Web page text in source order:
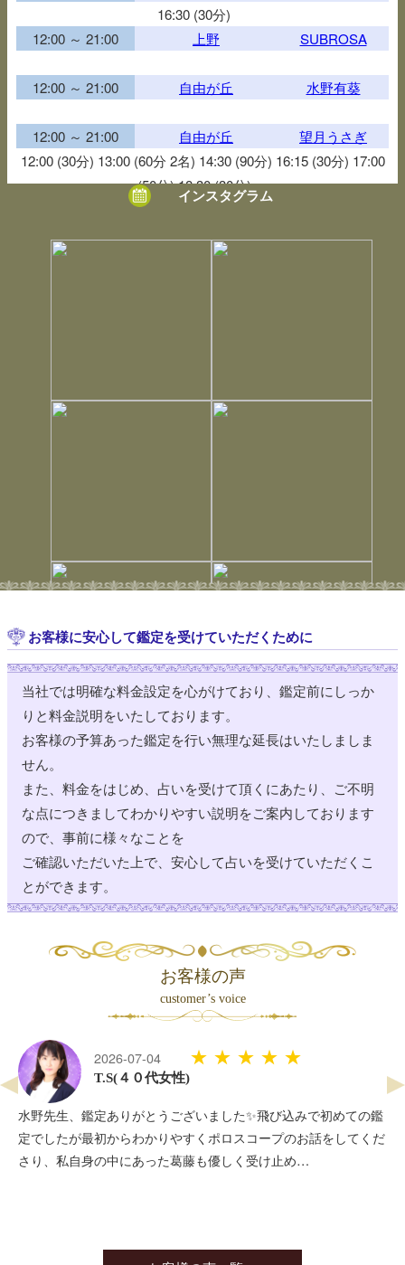
16:30 (30分)
12:00 ～ 21:00
上野 SUBROSA
12:00 ～ 21:00 自由が丘 水野有葵
12:00 ～ 21:00 自由が丘
望月うさぎ
12:00 (30分) 13:00 (60分 2名) 14:30 (90分) 16:15 (30分) 17:00
(50分) 18:30 (30分)
御徒町
12:00 ～ 21:00 御徒町
12:00 ～ 21:00
浅草 上田 衣見
12:00 ～ 21:00
神田
12:00 (30分)
12:00 ～ 21:00
浅草駅前
オフィリア
14:15 (60分) 18:30 (60分)
12:00 ～ 21:00
浅草駅前
12:00 ～ 21:00
12:00 ～ 22:00 広小路
蔦絵
14:00 (60分)
12:00 ～ 21:00
広小路
秘蜜
12:00 ～ 21:00
広小路
羊乃愛癒
12:00 (40分 2名) 【特別】18:15 (60分)
12:00 ～ 21:00
広小路
12:00 ～ 21:00 自由が丘南口
12:00 ～ 21:00 自由が丘南口
12:00 ～ 21:00 すしや通り
まんまマリア
14:00 (60分 2名) 20:15 (30分)
12:00 ～ 21:00
すしや通り ソファみゆき
浅草駅前
インスタグラム
お客様に安心して鑑定を受けていただくために
当社では明確な料金設定を心がけており、鑑定前にしっか
りと料金説明をいたしております。
お客様の予算あった鑑定を行い無理な延長はいたしましま
せん。
また、料金をはじめ、占いを受けて頂くにあたり、ご不明
な点につきましてわかりやすい説明をご案内しております
ので、事前に様々なことを
ご確認いただいた上で、安心して占いを受けていただくこ
とができます。
お客様の声
customer’s voice
2026-07-04
T.S(４０代女性)
★★★★★
水野先生、鑑定ありがとうございました✨飛び込みで初めての鑑
定でしたが最初からわかりやすくポロスコープのお話をしてくだ
さり、私自身の中にあった葛藤も優しく受け止め…